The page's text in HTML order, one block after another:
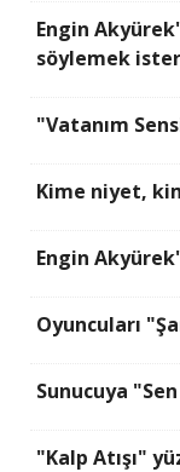
Engin
söylemek
"Vatanım
Kime niyet,
Engin
Oyuncuları
Sunucuya
"Kalp Atışı"